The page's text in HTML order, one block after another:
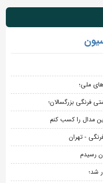
فرنگی بزرگسالان؛
مدال را کسب کنم
- تهران
رسیدم
شد؛